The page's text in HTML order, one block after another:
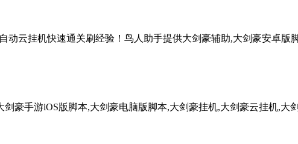
动云挂机快速通关刷经验！鸟人助手提供大剑豪辅助,大剑豪安卓
豪手游iOS版脚本,大剑豪电脑版脚本,大剑豪挂机,大剑豪云挂机,大